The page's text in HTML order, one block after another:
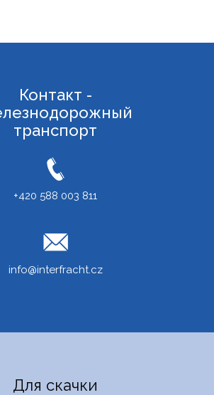
Контакт -
транспорт
+420 588 003 811
info@interfracht.cz
Для скачки